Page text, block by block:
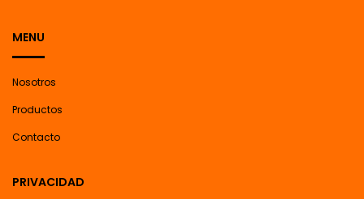
MENU
Nosotros
Productos
Contacto
PRIVACIDAD